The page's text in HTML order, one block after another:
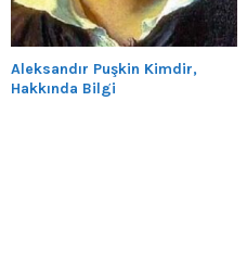
Aleksandır Puşkin Kimdir,
Hakkında Bilgi